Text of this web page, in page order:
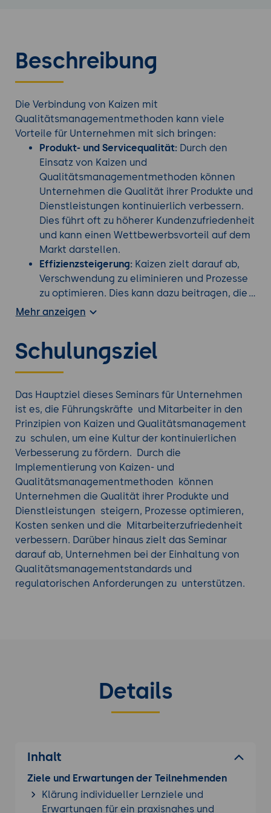
Beschreibung
Die Verbindung von Kaizen mit
Qualitätsmanagementmethoden kann viele
Vorteile für Unternehmen mit sich bringen:
Produkt- und Servicequalität: Durch den
Einsatz von Kaizen und
Qualitätsmanagementmethoden können
Unternehmen die Qualität ihrer Produkte und
Dienstleistungen kontinuierlich verbessern.
Dies führt oft zu höherer Kundenzufriedenheit
und kann einen Wettbewerbsvorteil auf dem
Markt darstellen.
Effizienzsteigerung: Kaizen zielt darauf ab,
Verschwendung zu eliminieren und Prozesse
zu optimieren. Dies kann dazu beitragen, die
Effizienz im gesamten Unternehmen zu
Mitarbeiterbeteiligung und Motivation:
fördert die Beteiligung aller Mitarbeiter an
die Motivation und das Engagement der
Mitarbeiter erhöhen und eine Kultur der
kontinuierlichen Verbesserung schaffen.
Prozessoptimierung:
Qualitätsmanagementmethoden wie Six
Sigma oder die Anwendung des PDCA-Zyklus
helfen dabei, Prozesse zu optimieren, Fehler
zu reduzieren und die Produktivität zu
steigern.
Rechtskonformität:Die Einhaltung von
Qualitätsmanagementnormen wie ISO 9001
kann dazu beitragen, dass Unternehmen
rechtlichen und regulatorischen
Anforderungen gerecht werden.
Weiterbildung mit noch mehr passenden
Mehr anzeigen
Schulungsziel
Das Hauptziel dieses Seminars für Unternehmen
ist es, die Führungskräfte und Mitarbeiter in den
Prinzipien von Kaizen und Qualitätsmanagement
zu schulen, um eine Kultur der kontinuierlichen
Verbesserung zu fördern. Durch die
Implementierung von Kaizen- und
Qualitätsmanagementmethoden können
Unternehmen die Qualität ihrer Produkte und
Dienstleistungen steigern, Prozesse optimieren,
Kosten senken und die Mitarbeiterzufriedenheit
verbessern. Darüber hinaus zielt das Seminar
darauf ab, Unternehmen bei der Einhaltung von
Qualitätsmanagementstandards und
regulatorischen Anforderungen zu unterstützen.
Details
Inhalt
Ziele und Erwartungen der Teilnehmenden
Klärung individueller Lernziele und
Erwartungen für ein praxisnahes und